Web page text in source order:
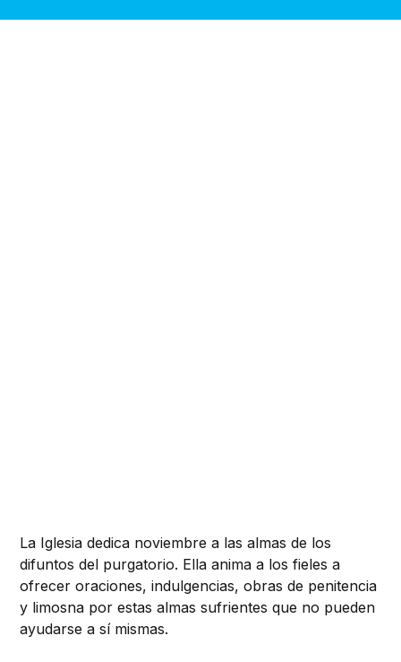
La Iglesia dedica noviembre a las almas de los
difuntos del purgatorio. Ella anima a los fieles a
ofrecer oraciones, indulgencias, obras de penitencia
y limosna por estas almas sufrientes que no pueden
ayudarse a sí mismas.